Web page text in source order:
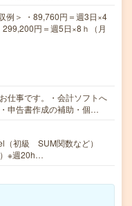
例＞ ・89,760円＝週3日×4
円＝週5日×8ｈ（月
仕事です。・会計ソフトへ
申告書作成の補助・個…
（初級 SUM関数など）
※週20h…